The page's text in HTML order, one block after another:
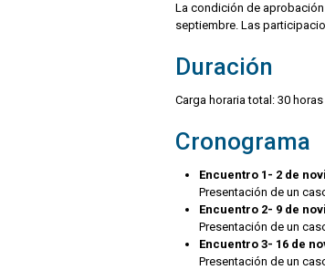
La condición de
septiembre. Las
Duración
Carga horaria total: 30 horas
Cronograma
Encuentro 1- 2 de
Presentación de un
Encuentro 2- 9 de
Presentación de un
Encuentro 3- 16 de
Presentación de un